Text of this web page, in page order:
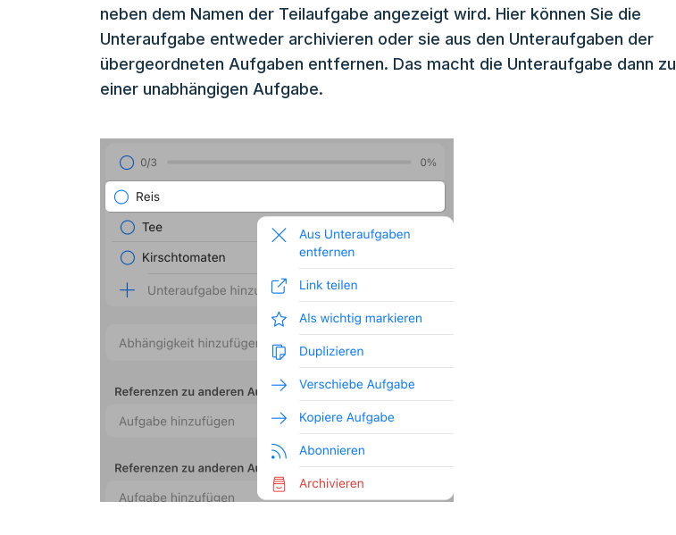
neben dem Namen der Teilaufgabe angezeigt wird. Hier können Sie die
Unteraufgabe entweder archivieren oder sie aus den Unteraufgaben der
übergeordneten Aufgaben entfernen. Das macht die Unteraufgabe dann zu
einer unabhängigen Aufgabe.